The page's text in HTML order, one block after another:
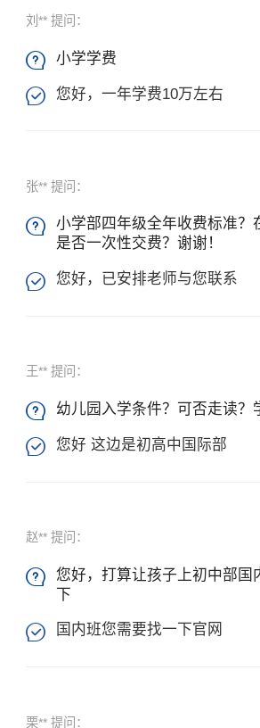
刘** 提问：
 小学学费
 您好，一年学费10万左右
张** 提问：

小学部四年级全年收费标准？
是否一次性交费？谢谢！
 您好，已安排老师与您联系
王** 提问：
 幼儿园入学条件？可否走读？
 您好 这边是初高中国际部
赵** 提问：

您好，打算让孩子上初中部国
下
 国内班您需要找一下官网
栗** 提问：